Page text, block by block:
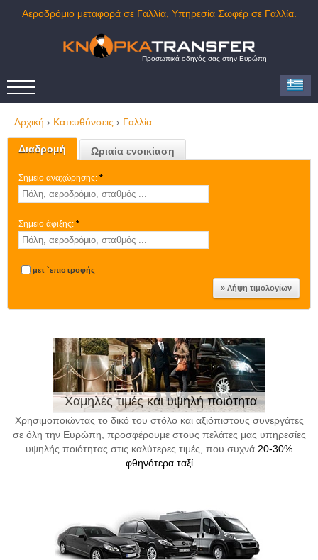
Αεροδρόμιο μεταφορά σε Γαλλία, Υπηρεσία Σωφέρ σε Γαλλία.
Προσωπικά οδηγός σας στην Ευρώπη
Αρχική › Κατευθύνσεις › Γαλλία
Διαδρομή Ωριαία ενοικίαση
Σημείο αναχώρησης: *
Σημείο άφιξης: *
μετ `επιστροφής
Χαμηλές τιμές και υψηλή ποιότητα
Χρησιμοποιώντας το δικό του στόλο και αξιόπιστους συνεργάτες
σε όλη την Ευρώπη, προσφέρουμε στους πελάτες μας υπηρεσίες
υψηλής ποιότητας στις καλύτερες τιμές, που συχνά 20-30%
φθηνότερα ταξί